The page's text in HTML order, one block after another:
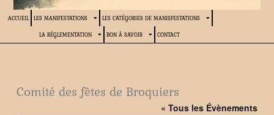
ACCUEIL LES MANIFESTATIONS LES CATÉGORIES DE MANISFESTATIONS
LA RÉGLEMENTATION BON À SAVOIR CONTACT
Comité des fêtes de Broquiers
« Tous les Évènements